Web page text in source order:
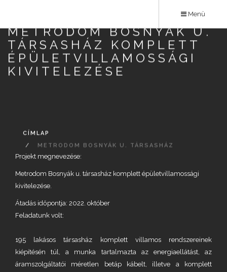
tartalomra
Menü
METRODOM BOSNYÁK U.
TÁRSASHÁZ KOMPLETT
ÉPÜLETVILLAMOSSÁGI
KIVITELEZÉSE
CÍMLAP
METRODOM BOSNYÁK U. TÁRSASHÁZ
KOMPLETT ÉPÜLETVILLAMOSSÁGI KIVITELEZÉSE
Projekt megnevezése:
Metrodom Bosnyák u. társasház komplett épületvillamossági
kivitelezése.
Átadás időpontja: 2022. október
Feladatunk volt:
195 lakásos társasház komplett villamos rendszereinek
kiépítésén túl, a munka tartalmazta az energiaellátást, az
áramszolgáltatói méretlen betáp kábelt, illetve a komplett